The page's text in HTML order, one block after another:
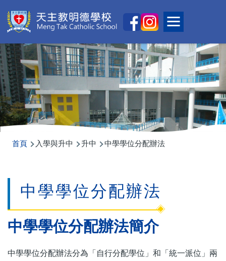
Toggle
Main
導
連
首頁 入學與升中 升中 中學學位分配辦法
中學學位分配辦法
中學學位分配辦法簡介
中學學位分配辦法分為「自行分配學位」和「統一派位」兩